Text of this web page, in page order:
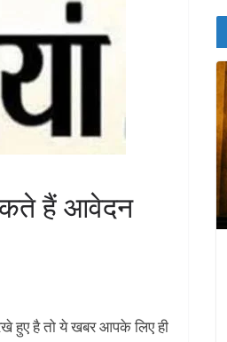
हैं आवेदन
हुए है तो ये खबर आपके लिए ही